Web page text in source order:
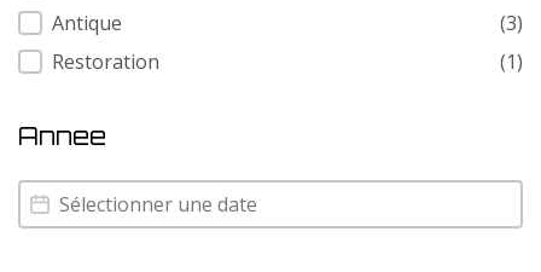
Antique
(3)
Restoration
(1)
Annee
Annee
Annee